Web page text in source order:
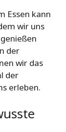
Essen kann
wir uns
der
wir das
der
erleben.